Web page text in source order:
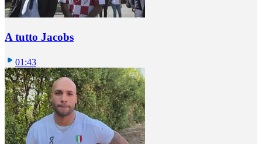
A tutto Jacobs
01:43